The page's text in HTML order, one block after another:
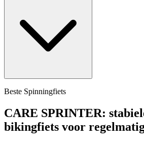
Beste Spinningfiets
CARE SPRINTER:
bikingfiets voor